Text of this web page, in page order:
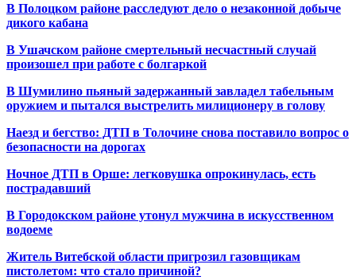
В Полоцком районе расследуют дело о незаконной добыче
дикого кабана
В Ушачском районе смертельный несчастный случай
произошел при работе с болгаркой
В Шумилино пьяный задержанный завладел табельным
оружием и пытался выстрелить милиционеру в голову
Наезд и бегство: ДТП в Толочине снова поставило вопрос о
безопасности на дорогах
Ночное ДТП в Орше: легковушка опрокинулась, есть
пострадавший
В Городокском районе утонул мужчина в искусственном
водоеме
Житель Витебской области пригрозил газовщикам
пистолетом: что стало причиной?